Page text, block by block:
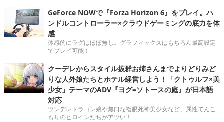
GeForce NOWで『Forza Horizon 6』をプレイ。ハ
ンドルコントローラー×クラウドゲーミングの底力を体
感
体感的にラグはほぼ無し。グラフィックスはもちろん最高設定
でプレイ可能！
クーデレからスタイル抜群お姉さんまでよりどりみど
りな人外娘たちとホテル経営しよう！「クトゥルフ×美
少女」テーマのADV『ヨグ=ソトースの庭』が日本語
対応
ツンデレドラゴン娘や無口な複眼死神美少女など、属性てんこ
もりのヒロインたちがアツい！